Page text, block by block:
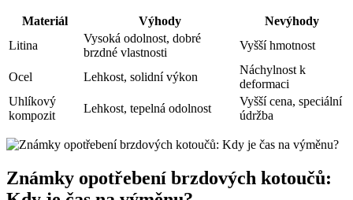
Materiál Výhody
Nevýhody
Litina
Vysoká odolnost, dobré
brzdné vlastnosti
Vyšší hmotnost
Ocel Lehkost, solidní výkon
Náchylnost k
deformaci
Uhlíkový
kompozit
Lehkost, tepelná odolnost
Vyšší cena, speciální
údržba
Známky opotřebení brzdových kotoučů: